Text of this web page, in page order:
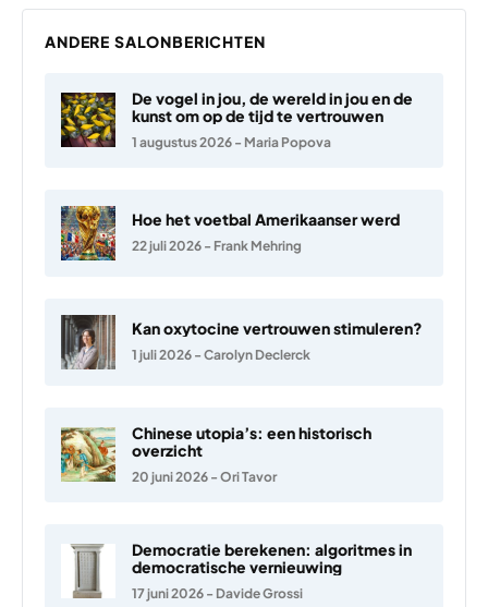
ANDERE SALONBERICHTEN
De vogel in jou, de wereld in jou en de
kunst om op de tijd te vertrouwen
1 augustus 2026 - Maria Popova
Hoe het voetbal Amerikaanser werd
22 juli 2026 - Frank Mehring
Kan oxytocine vertrouwen stimuleren?
1 juli 2026 - Carolyn Declerck
Chinese utopia’s: een historisch
overzicht
20 juni 2026 - Ori Tavor
Democratie berekenen: algoritmes in
democratische vernieuwing
17 juni 2026 - Davide Grossi